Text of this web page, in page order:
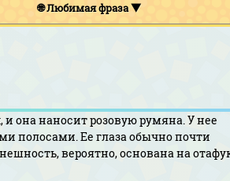
🌐 Любимая фраза ▼
она наносит розовую румяна. У нее
полосами. Ее глаза обычно почти
вероятно, основана на